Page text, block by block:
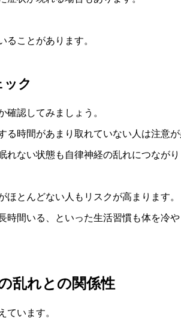
ことがあります。
ク
認してみましょう。
時間があまり取れていない人は注意が
ない状態も自律神経の乱れにつながり
とんどない人もリスクが高まります。
間いる、といった生活習慣も体を冷
乱れとの関係性
ています。